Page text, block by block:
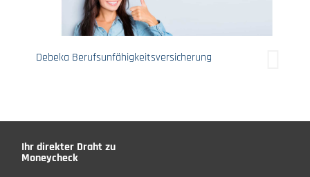
Debeka Berufsunfähigkeitsversicherung
Ihr direkter Draht zu
Moneycheck